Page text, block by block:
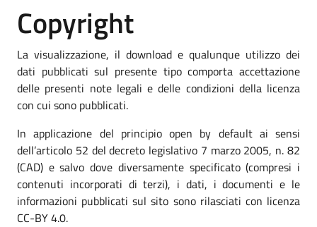
Copyright
La visualizzazione, il download e qualunque utilizzo dei
dati pubblicati sul presente tipo comporta accettazione
delle presenti note legali e delle condizioni della licenza
con cui sono pubblicati.
In applicazione del principio open by default ai sensi
dell’articolo 52 del decreto legislativo 7 marzo 2005, n. 82
(CAD) e salvo dove diversamente specificato (compresi i
contenuti incorporati di terzi), i dati, i documenti e le
informazioni pubblicati sul sito sono rilasciati con licenza
CC-BY 4.0.